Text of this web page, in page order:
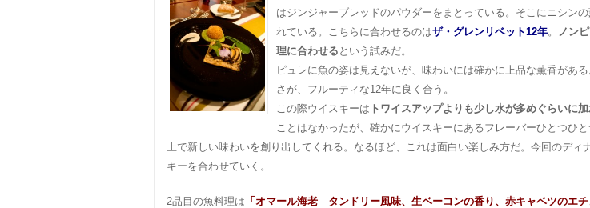
はジンジャーブレッドのパウダーをまとっている。そこにニシン
れている。こちらに合わせるのはザ・グレンリベット12年。
ノン
理に合わせる という試みだ。
ピュレに魚の姿は見えないが、味わいには確かに上品な薫香があ
さが、フルーティな12年に良く合う。
この際ウイスキーは トワイスアップよりも少し水が多めぐらいに
ことはなかったが、確かにウイスキーにあるフレーバーひとつひ
上で新しい味わいを創り出してくれる。なるほど、これは面白い楽しみ方だ。今回のディ
キーを合わせていく。
2品目の魚料理は 「オマール海老 タンドリー風味、生ベーコンの香り、赤キャベツのエチ